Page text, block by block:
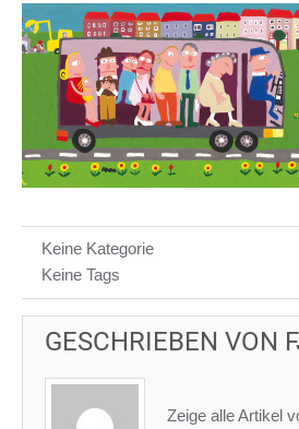
Keine Kategorie
Keine Tags
GESCHRIEBEN VON
Zeige alle Artikel